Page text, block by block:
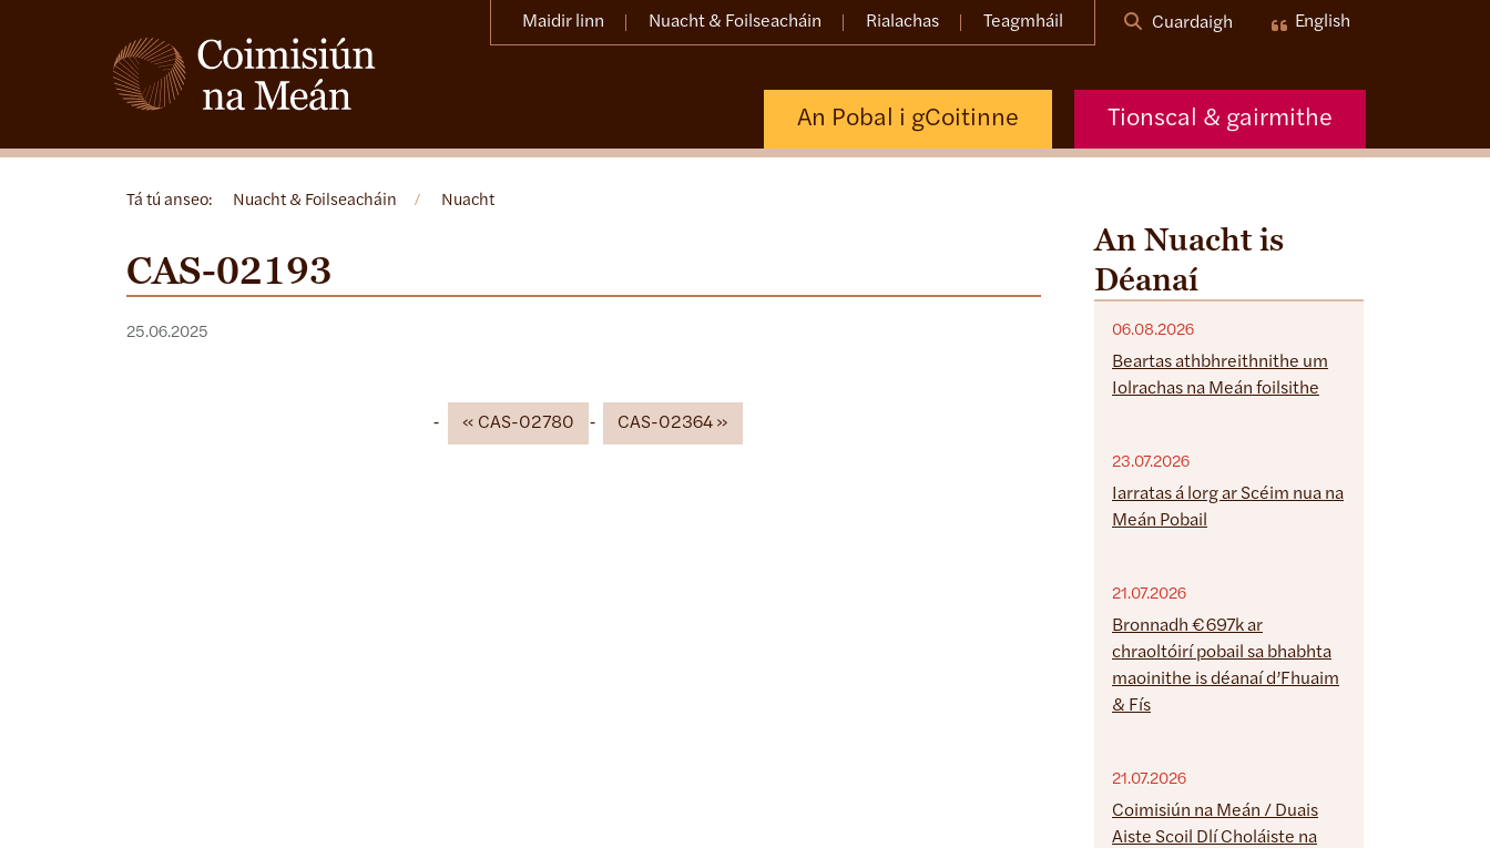
Maidir linn Nuacht & Foilseacháin Rialachas Teagmháil Cuardaigh English
An Pobal i gCoitinne Tionscal & gairmithe
Tá tú anseo: Nuacht & Foilseacháin / Nuacht
CAS-02193
25.06.2025
CAS-02780 CAS-02364
An Nuacht is
Déanaí
06.08.2026
Beartas athbhreithnithe um
Iolrachas na Meán foilsithe
23.07.2026
Iarratas á lorg ar Scéim nua na
Meán Pobail
21.07.2026
Bronnadh €697k ar
chraoltóirí pobail sa bhabhta
maoinithe is déanaí d’Fhuaim
& Fís
21.07.2026
Coimisiún na Meán / Duais
Aiste Scoil Dlí Choláiste na